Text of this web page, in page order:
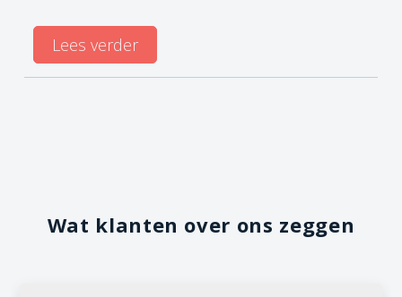
Lees verder
Wat klanten over ons zeggen